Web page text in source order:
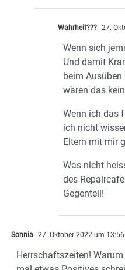
Wahrheit??? 27.
Wenn sich
Und damit
beim
wären das
Wenn ich das
ich nicht
Eltern mit mir
Was nicht
des
Gegenteil!
Sonnia 27. Oktober 2022 um
Herrschaftszeiten!